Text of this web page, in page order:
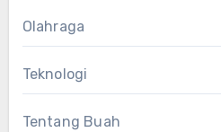
Olahraga
Teknologi
Tentang Buah